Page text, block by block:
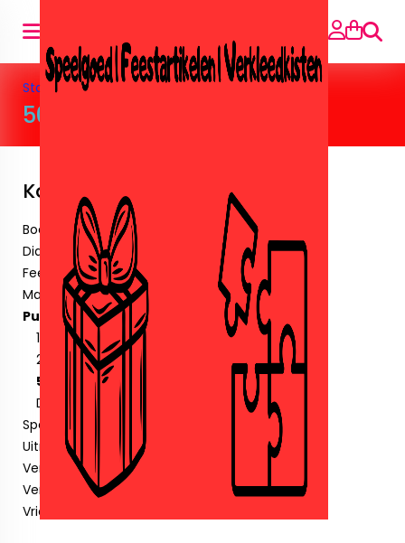
Suche
Startseite» Puzzels » 50 stukjes
50 stukjes
Kategorien
Boeken
Diamant paintingen.
Feestartikelen
Maskers & Tattoos & Stickers.
Puzzels
100 stukjes
24 stukjes
50 stukjes
Diverse
Speelgoed
Uitnodigingen
Verjaardagskaarsjes
Verkleedkisten.
Vriendenboekjes